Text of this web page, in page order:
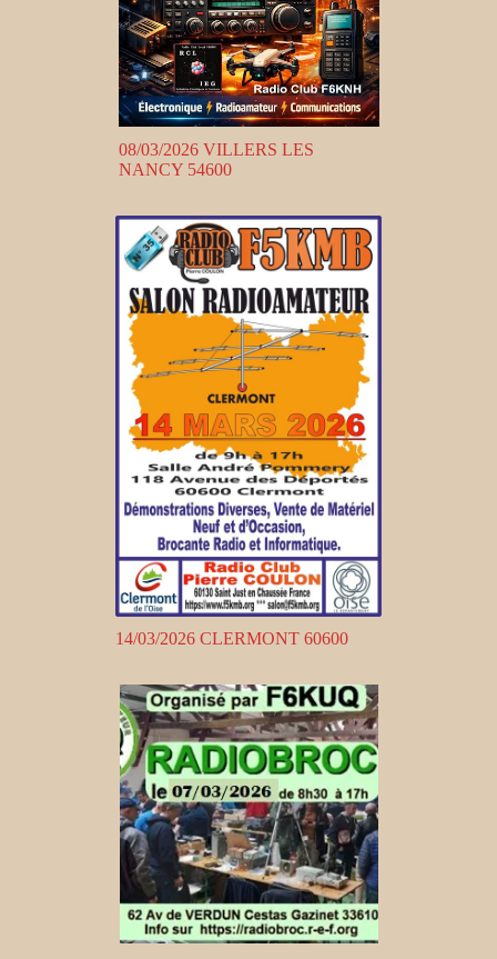
08/03/2026 VILLERS LES
NANCY 54600
14/03/2026 CLERMONT 60600